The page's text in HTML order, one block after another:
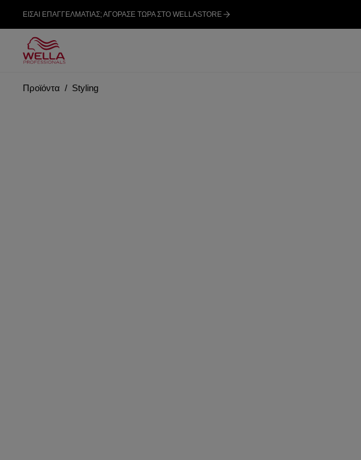
ΕΙΣΑΙ ΕΠΑΓΓΕΛΜΑΤΙΑΣ; ΑΓΟΡΑΣΕ ΤΩΡΑ ΣΤΟ WELLASTORE
Προϊόντα Styling